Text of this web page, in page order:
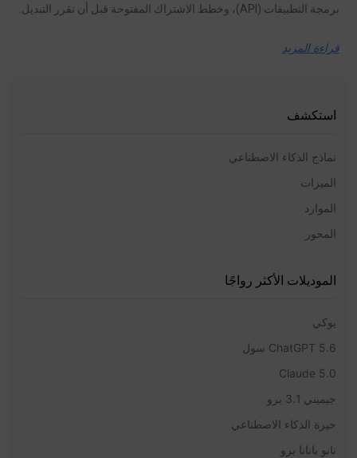
برمجة التطبيقات (API)، وخطط الاشتراك المفتوحة قبل أن تقرر التبديل.
قراءة المزيد
استكشف
نماذج الذكاء الاصطناعي
الميزات
الموارد
المحور
الموديلات الأكثر رواجًا
يوكي
ChatGPT 5.6 سول
Claude 5.0
جيميني 3.1 برو
حيرة الذكاء الاصطناعي
نانو بانانا برو